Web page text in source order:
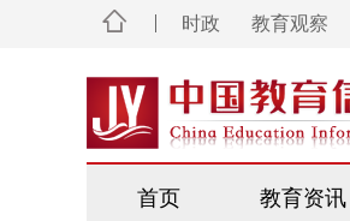
时政 教育观察
首页 教育资讯